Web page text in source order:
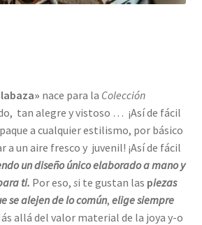
nace para la Colección
tan alegre y vistoso … ¡Así de fácil
a cualquier estilismo, por básico
a un aire fresco y juvenil! ¡Así de fácil
un diseño único elaborado a mano y
ti. Por eso, si te gustan las piezas
se alejen de lo común, elige siempre
allá del valor material de la joya y-o